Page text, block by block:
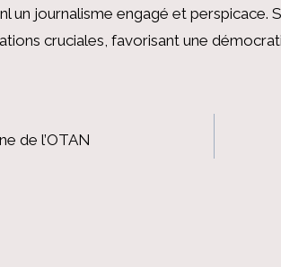
un journalisme engagé et
cruciales, favorisant une
de l’OTAN